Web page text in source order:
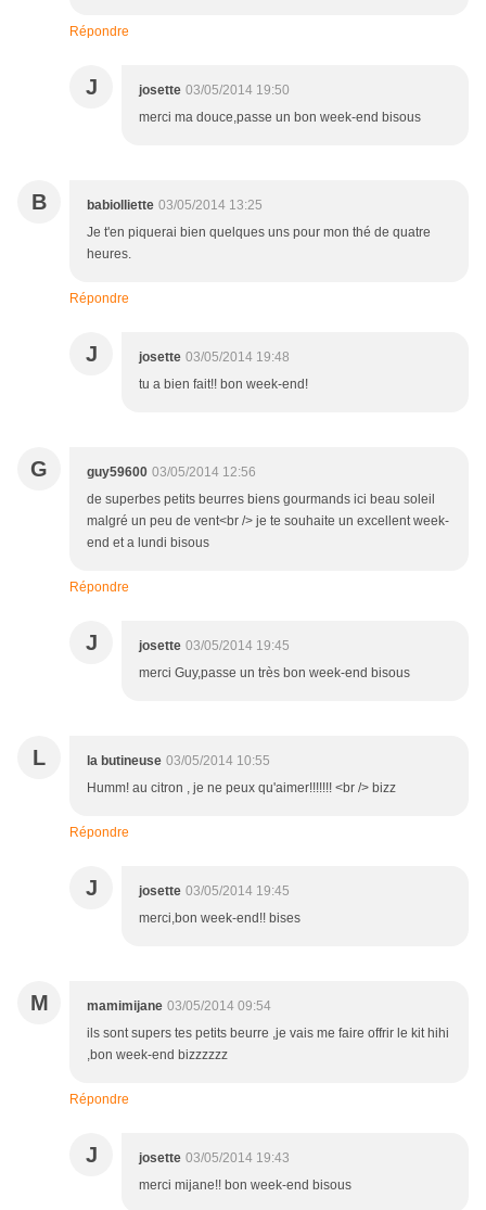
Répondre
J josette 03/05/2014 19:50
merci ma douce,passe un bon week-end bisous
B babiolliette 03/05/2014 13:25
Je t'en piquerai bien quelques uns pour mon thé de quatre
heures.
Répondre
J josette 03/05/2014 19:48
tu a bien fait!! bon week-end!
G guy59600 03/05/2014 12:56
de superbes petits beurres biens gourmands ici beau soleil
malgré un peu de vent<br /> je te souhaite un excellent week-
end et a lundi bisous
Répondre
J josette 03/05/2014 19:45
merci Guy,passe un très bon week-end bisous
L la butineuse 03/05/2014 10:55
Humm! au citron , je ne peux qu'aimer!!!!!!! <br /> bizz
Répondre
J josette 03/05/2014 19:45
merci,bon week-end!! bises
M mamimijane 03/05/2014 09:54
ils sont supers tes petits beurre ,je vais me faire offrir le kit hihi
,bon week-end bizzzzzz
Répondre
J josette 03/05/2014 19:43
merci mijane!! bon week-end bisous